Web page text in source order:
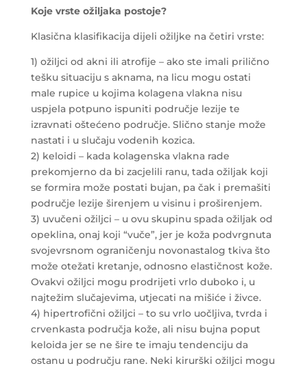
Koje vrste ožiljaka postoje?
Klasična klasifikacija dijeli ožiljke na četiri vrste:
1) ožiljci od akni ili atrofije – ako ste imali prilično
tešku situaciju s aknama, na licu mogu ostati
male rupice u kojima kolagena vlakna nisu
uspjela potpuno ispuniti područje lezije te
izravnati oštećeno područje. Slično stanje može
nastati i u slučaju vodenih kozica.
2) keloidi – kada kolagenska vlakna rade
prekomjerno da bi zacjelili ranu, tada ožiljak koji
se formira može postati bujan, pa čak i premašiti
područje lezije širenjem u visinu i proširenjem.
3) uvučeni ožiljci – u ovu skupinu spada ožiljak od
opeklina, onaj koji “vuče”, jer je koža podvrgnuta
svojevrsnom ograničenju novonastalog tkiva što
može otežati kretanje, odnosno elastičnost kože.
Ovakvi ožiljci mogu prodrijeti vrlo duboko i, u
najtežim slučajevima, utjecati na mišiće i živce.
4) hipertrofični ožiljci – to su vrlo uočljiva, tvrda i
crvenkasta područja kože, ali nisu bujna poput
keloida jer se ne šire te imaju tendenciju da
ostanu u području rane. Neki kirurški ožiljci mogu